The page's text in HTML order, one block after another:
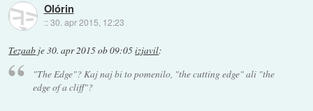
Olórin
::30. apr 2015, 12:23
Tezaab je30. apr 2015 ob 09:05izjavil:
"The Edge"? Kaj naj bi to pomenilo, "the cutting edge" ali "the
edge of a cliff"?